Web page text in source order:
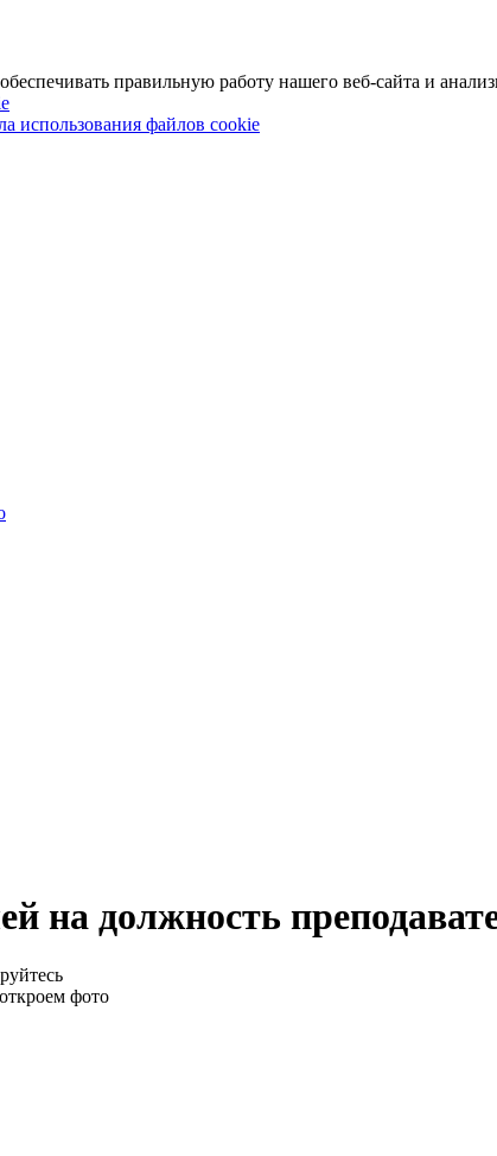
правильную работу нашего веб-сайта и
использования файлов cookie
на должность
фото